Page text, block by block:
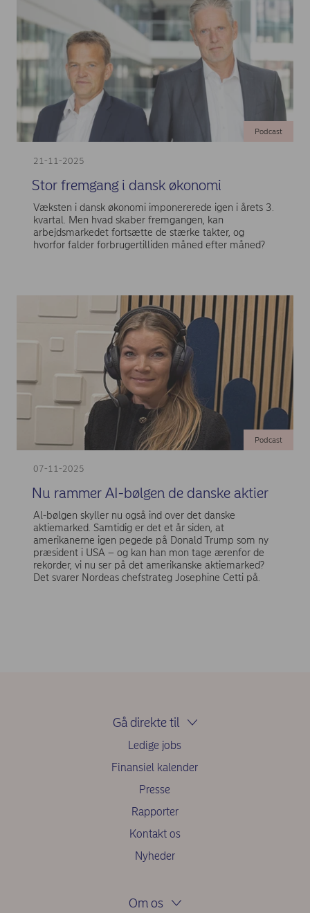
21-11-2025
Podcast
Stor fremgang i dansk økonomi
Væksten i dansk økonomi imponererede igen i årets 3.
kvartal. Men hvad skaber fremgangen, kan
arbejdsmarkedet fortsætte de stærke takter, og
hvorfor falder forbrugertilliden måned efter måned?
07-11-2025
Podcast
Nu rammer AI-bølgen de danske aktier
Al-bølgen skyller nu også ind over det danske
aktiemarked. Samtidig er det et år siden, at
amerikanerne igen pegede på Donald Trump som ny
præsident i USA – og kan han mon tage ærenfor de
rekorder, vi nu ser på det amerikanske aktiemarked?
Det svarer Nordeas chefstrateg Josephine Cetti på.
Gå direkte til
Ledige jobs
Finansiel kalender
Presse
Rapporter
Kontakt os
Nyheder
Om os